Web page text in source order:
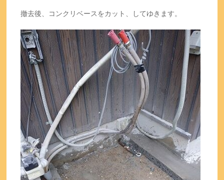
撤去後、コンクリベースをカット、してゆきます。